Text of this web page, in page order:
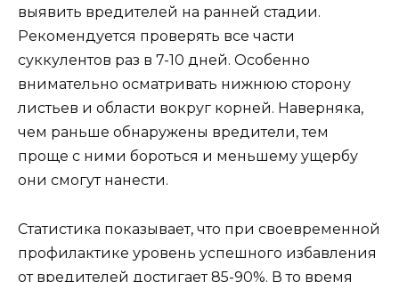
выявить вредителей на ранней стадии.
Рекомендуется проверять все части
суккулентов раз в 7-10 дней. Особенно
внимательно осматривать нижнюю сторону
листьев и области вокруг корней. Наверняка,
чем раньше обнаружены вредители, тем
проще с ними бороться и меньшему ущербу
они смогут нанести.
Статистика показывает, что при своевременной
профилактике уровень успешного избавления
от вредителей достигает 85-90%. В то время